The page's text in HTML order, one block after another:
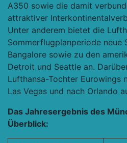
A350 sowie die damit
attraktiver
Unter anderem bietet die
Sommerflugplanperiode neue
Bangalore sowie zu den
Detroit und Seattle an.
Lufthansa-Tochter Eurowings
Las Vegas und nach Orlando
Das Jahresergebnis des
Überblick: